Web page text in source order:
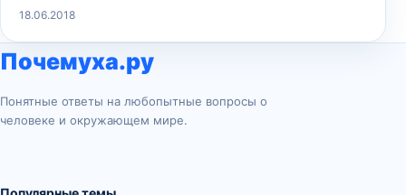
18.06.2018
Почемуха.ру
Понятные ответы на любопытные вопросы о
человеке и окружающем мире.